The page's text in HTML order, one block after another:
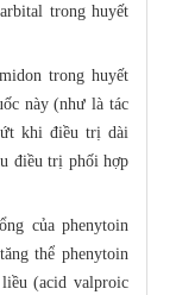
trong huyết
trong huyết
này (như là tác
khi điều trị dài
điều trị phối hợp
của phenytoin
thể phenytoin
(acid valproic